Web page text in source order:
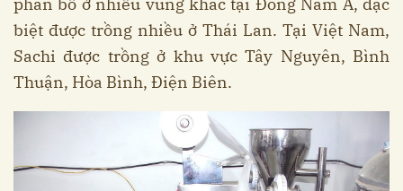
phân bố ở nhiều vùng khác tại Đông Nam Á, đặc
biệt được trồng nhiều ở Thái Lan. Tại Việt Nam,
Sachi được trồng ở khu vực Tây Nguyên, Bình
Thuận, Hòa Bình, Điện Biên.